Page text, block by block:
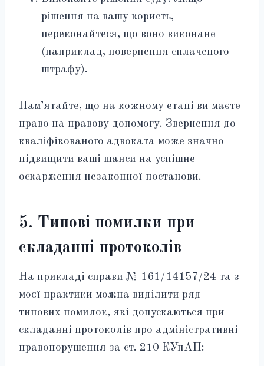
рішення на вашу користь,
переконайтеся, що воно виконане
(наприклад, повернення сплаченого
штрафу).
Пам’ятайте, що на кожному етапі ви маєте
право на правову допомогу. Звернення до
кваліфікованого адвоката може значно
підвищити ваші шанси на успішне
оскарження незаконної постанови.
5. Типові помилки при
складанні протоколів
На прикладі справи № 161/14157/24 та з
моєї практики можна виділити ряд
типових помилок, які допускаються при
складанні протоколів про адміністративні
правопорушення за ст. 210 КУпАП: